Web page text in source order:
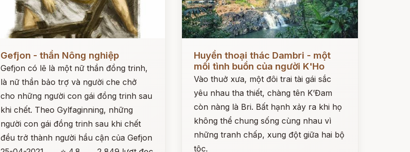
Gefjon - thần Nông nghiệp
Gefjon có lẽ là một nữ thần đồng trinh,
là nữ thần bảo trợ và người che chở
cho những người con gái đồng trinh sau
khi chết. Theo Gylfaginning, những
người con gái đồng trinh sau khi chết
đều trở thành người hầu cận của Gefjon
Đọc ngay
Huyền thoại thác Dambri - một
mối tình buồn của người K'Ho
Vào thuở xưa, một đôi trai tài gái sắc
yêu nhau tha thiết, chàng tên K’Đam
còn nàng là Bri. Bất hạnh xảy ra khi họ
không thể chung sống cùng nhau vì
những tranh chấp, xung đột giữa hai bộ
tộc.